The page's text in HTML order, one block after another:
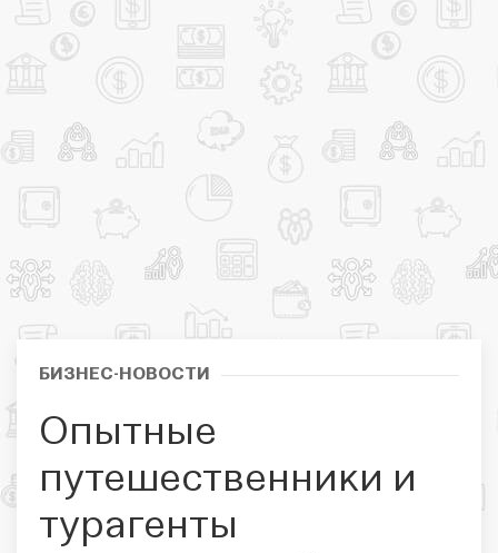
БИЗНЕС-НОВОСТИ
Опытные
путешественники и
турагенты